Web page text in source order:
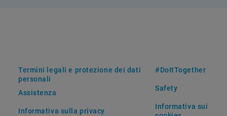
Termini legali e protezione dei dati
personali
Assistenza
Informativa sulla privacy
#DoItTogether
Safety
Informativa sui